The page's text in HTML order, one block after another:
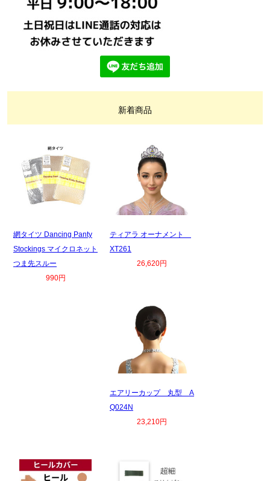
新着商品
網タイツ Dancing Panty
Stockings マイクロネット
つま先スルー
990円
ティアラ オーナメント
XT261
26,620円
エアリーカップ 丸型 A
Q024N
23,210円